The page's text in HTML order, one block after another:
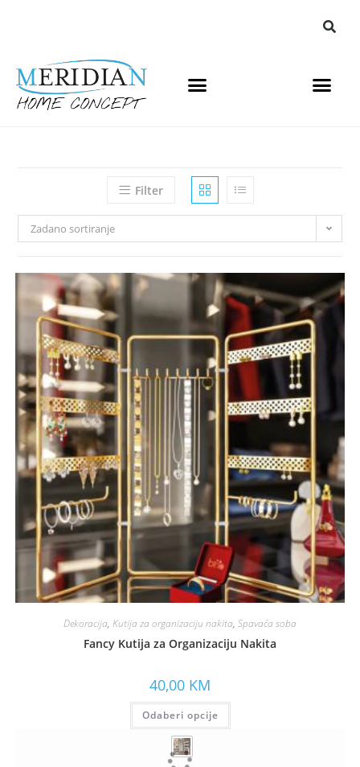
Filter
Zadano sortiranje
Dekoracija, Kutija za organizaciju nakita, Spavaća soba
Fancy Kutija za Organizaciju Nakita
40,00 KM
Odaberi opcije